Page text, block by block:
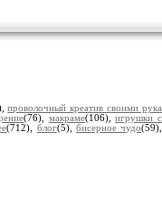
проволочный креатив своими
(76), макраме(106),игрушки
(712), блог(5),бисерное чудо(59),